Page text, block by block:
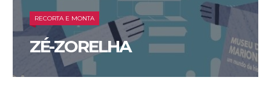
RECORTA E MONTA
ZÉ-ZORELHA